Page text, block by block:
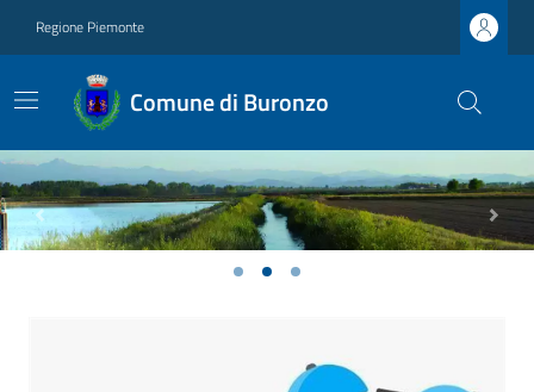
Regione Piemonte
Comune di Buronzo
Previous Next